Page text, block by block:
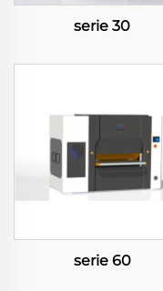
serie 30
serie 60